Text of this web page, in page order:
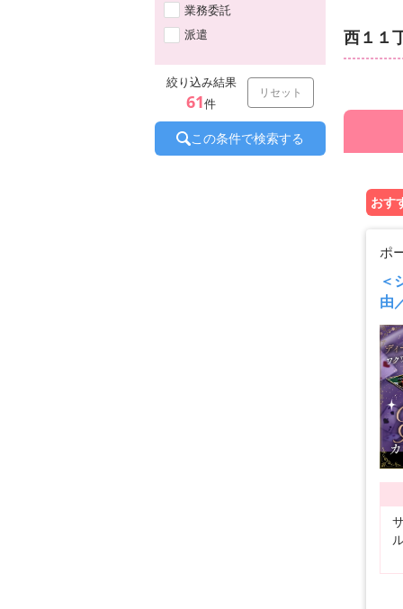
業務委託
派遣
絞り込み結果
61件
リセット
この条件で検索する
西１１
おす
ポ
＜
由